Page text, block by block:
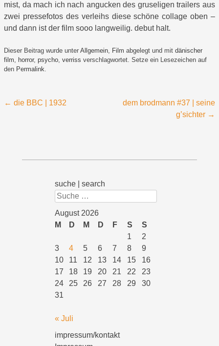
mist, da mach ich nach angucken des gruseligen trailers aus
zwei pressefotos des verleihs diese schöne collage oben –
und dann ist der film sooo langweilig. debut halt.
Dieser Beitrag wurde unter Allgemein, Film abgelegt und mit dänischer
film, horror, psycho, verriss verschlagwortet. Setze ein Lesezeichen auf
den Permalink.
Beitragsnavigation
← die BBC | 1932
dem brodmann #37 | seine
g’sichter →
suche | search
Suchen
August 2026
M
D M D F S
S
1
2
3
4 5 6 7 8
9
10
11 12 13 14 15
16
17
18 19 20 21 22
23
24
25 26 27 28 29
30
31
« Juli
impressum/kontakt